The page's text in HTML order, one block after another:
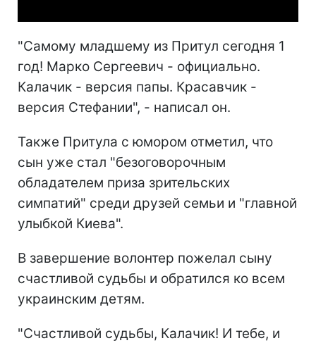
"Самому младшему из Притул сегодня 1
год! Марко Сергеевич - официально.
Калачик - версия папы. Красавчик -
версия Стефании", - написал он.
Также Притула с юмором отметил, что
сын уже стал "безоговорочным
обладателем приза зрительских
симпатий" среди друзей семьи и "главной
улыбкой Киева".
В завершение волонтер пожелал сыну
счастливой судьбы и обратился ко всем
украинским детям.
"Счастливой судьбы, Калачик! И тебе, и